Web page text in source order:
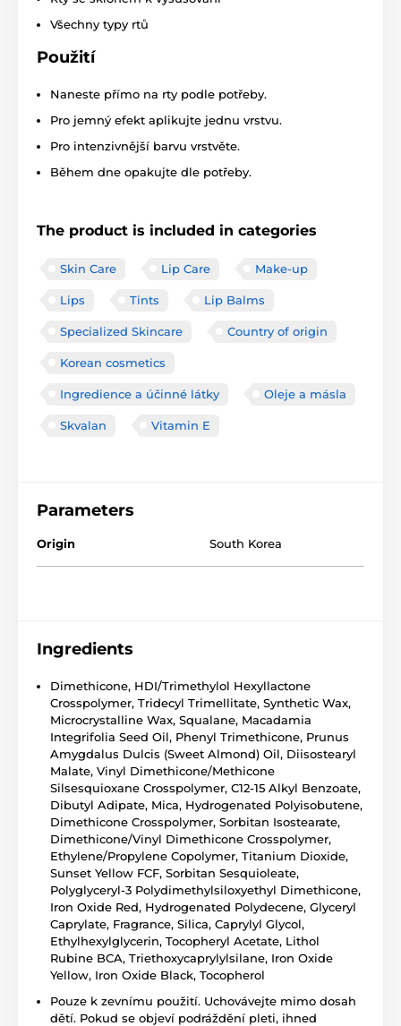
Všechny typy rtů
Použití
Naneste přímo na rty podle potřeby.
Pro jemný efekt aplikujte jednu vrstvu.
Pro intenzivnější barvu vrstvěte.
Během dne opakujte dle potřeby.
The product is included in categories
Skin Care Lip Care Make-up
Lips Tints Lip Balms
Specialized Skincare Country of origin
Korean cosmetics
Ingredience a účinné látky Oleje a másla
Skvalan Vitamin E
Parameters
Origin South Korea
Ingredients
Dimethicone, HDI/Trimethylol Hexyllactone
Crosspolymer, Tridecyl Trimellitate, Synthetic Wax,
Microcrystalline Wax, Squalane, Macadamia
Integrifolia Seed Oil, Phenyl Trimethicone, Prunus
Amygdalus Dulcis (Sweet Almond) Oil, Diisostearyl
Malate, Vinyl Dimethicone/Methicone
Silsesquioxane Crosspolymer, C12-15 Alkyl Benzoate,
Dibutyl Adipate, Mica, Hydrogenated Polyisobutene,
Dimethicone Crosspolymer, Sorbitan Isostearate,
Dimethicone/Vinyl Dimethicone Crosspolymer,
Ethylene/Propylene Copolymer, Titanium Dioxide,
Sunset Yellow FCF, Sorbitan Sesquioleate,
Polyglyceryl-3 Polydimethylsiloxyethyl Dimethicone,
Iron Oxide Red, Hydrogenated Polydecene, Glyceryl
Caprylate, Fragrance, Silica, Caprylyl Glycol,
Ethylhexylglycerin, Tocopheryl Acetate, Lithol
Rubine BCA, Triethoxycaprylylsilane, Iron Oxide
Yellow, Iron Oxide Black, Tocopherol
Pouze k zevnímu použití. Uchovávejte mimo dosah
dětí. Pokud se objeví podráždění pleti, ihned